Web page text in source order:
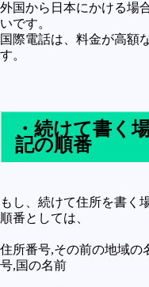
外国から日本にかける場
いです。
国際電話は、料金が高額
す。
・続けて書く
記の順番
もし、続けて住所を書く
順番としては、
住所番号,その前の地域の
号,国の名前